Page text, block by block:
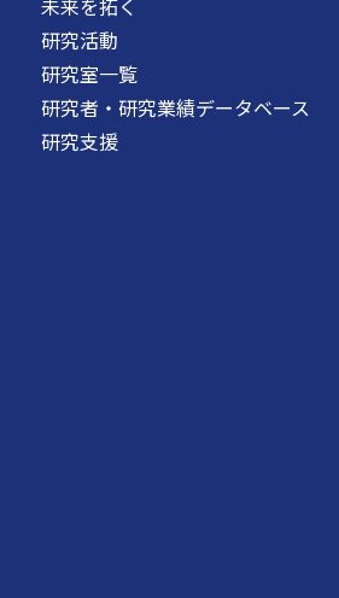
研究活動
研究室一覧
研究者・研究業績データベース
研究支援